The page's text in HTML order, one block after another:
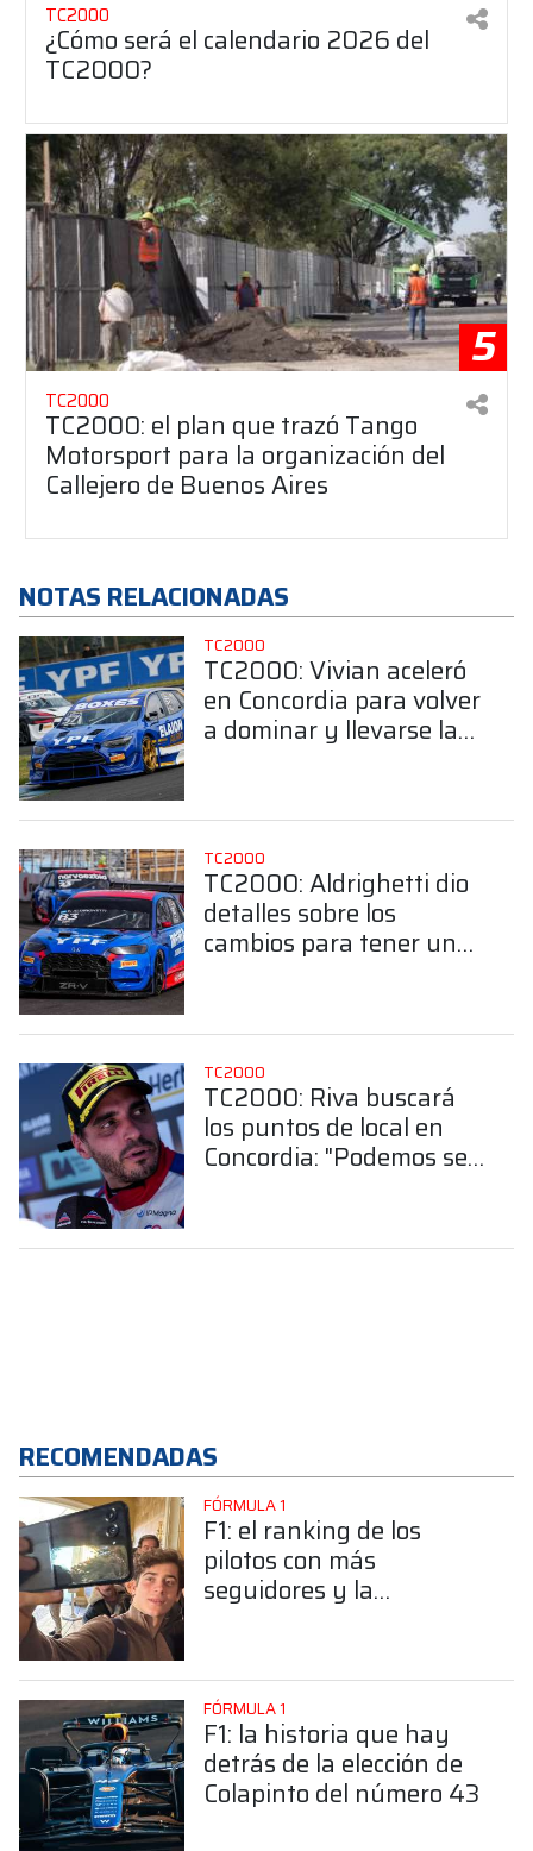
TC2000
¿Cómo será el calendario 2026 del
TC2000?
5
TC2000
TC2000: el plan que trazó Tango
Motorsport para la organización del
Callejero de Buenos Aires
NOTAS RELACIONADAS
TC2000
TC2000: Vivian aceleró
en Concordia para volver
a dominar y llevarse la
TC2000
TC2000: Aldrighetti dio
detalles sobre los
cambios para tener un
TC2000
TC2000: Riva buscará
los puntos de local en
Concordia: "Podemos ser
RECOMENDADAS
FÓRMULA 1
F1: el ranking de los
pilotos con más
seguidores y la
FÓRMULA 1
F1: la historia que hay
detrás de la elección de
Colapinto del número 43